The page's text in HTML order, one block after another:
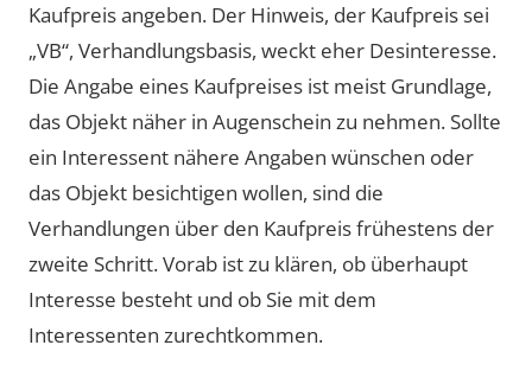
Kaufpreis angeben. Der Hinweis, der Kaufpreis sei
„VB“, Verhandlungsbasis, weckt eher Desinteresse.
Die Angabe eines Kaufpreises ist meist Grundlage,
das Objekt näher in Augenschein zu nehmen. Sollte
ein Interessent nähere Angaben wünschen oder
das Objekt besichtigen wollen, sind die
Verhandlungen über den Kaufpreis frühestens der
zweite Schritt. Vorab ist zu klären, ob überhaupt
Interesse besteht und ob Sie mit dem
Interessenten zurechtkommen.